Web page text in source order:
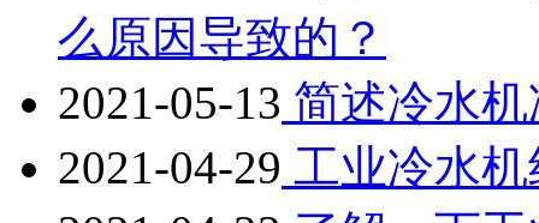
么原因导致的？
2021-05-13 简述冷水
2021-04-29 工业冷水